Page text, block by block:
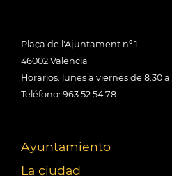
Plaça de l'Ajuntament nº 1
46002 València
Horarios: lunes a viernes de 8:30 a
Teléfono: 963 52 54 78
Ayuntamiento
La ciudad